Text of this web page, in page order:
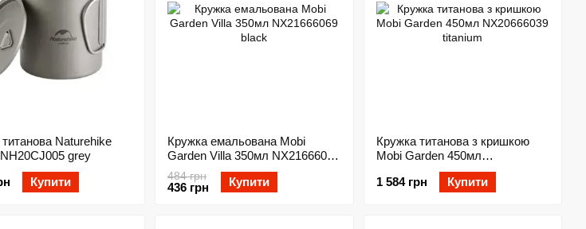
Naturehike
grey
Купити
Кружка емальована Mobi
Garden Villa 350мл NX21666069
black
484 грн
436 грн Купити
Кружка титанова з кришкою
Mobi Garden 450мл
NX20666039 titanium
1 584 грн
Купити